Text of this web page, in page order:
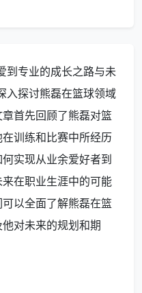
到专业的成长之路与未
入探讨熊磊在篮球领域
首先回顾了熊磊对篮
训练和比赛中所经历
实现从业余爱好者到
在职业生涯中的可能
以全面了解熊磊在篮
对未来的规划和期